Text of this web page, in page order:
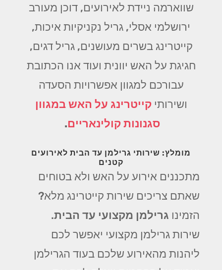
שווארמה ניידת לאירועים, דוכן מעורב
ירושלמי אסלי, גריל נקניקיות איכות,
קייטרינג בשרים מעושנים, גריל דגים,
חגיגת על האש יוונית ועוד אנו הכתובת
עבורכם למגוון אפשרויות הסעדה
ושירותיקייטרינג על האש במגוון
סגנונות קולינאריים.
מומלץ: שירותי גרילמן עד הבית לאירועים
קטנים
מתכננים אירוע על האש ולא בטוחים
שאתם צריכים שירות קייטרינג מלא?
הזמינו גרילמן מקצועי עד הבית.
שירות גרילמן מקצועי יאפשר לכם
ליהנות מהאירוע שלכם בעוד הגרילמן